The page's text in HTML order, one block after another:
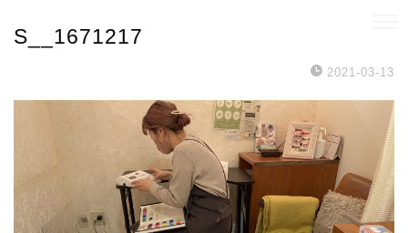
S__1671217
2021-03-13